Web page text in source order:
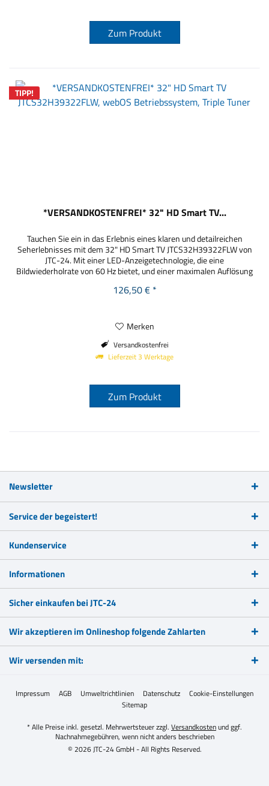
Zum Produkt
TIPP!
*VERSANDKOSTENFREI* 32" HD Smart TV...
Tauchen Sie ein in das Erlebnis eines klaren und detailreichen
Seherlebnisses mit dem 32" HD Smart TV JTCS32H39322FLW von
JTC-24. Mit einer LED-Anzeigetechnologie, die eine
Bildwiederholrate von 60 Hz bietet, und einer maximalen Auflösung
erfreuen wird. Der Smart TV ist ausgestattet mit der intuitiven...
126,50 € *
Merken
Versandkostenfrei
Lieferzeit 3 Werktage
Zum Produkt
Newsletter
Service der begeistert!
Kundenservice
Informationen
Sicher einkaufen bei JTC-24
Wir akzeptieren im Onlineshop folgende Zahlarten
Wir versenden mit:
Impressum AGB Umweltrichtlinien Datenschutz
Cookie-Einstellungen
Sitemap
* Alle Preise inkl. gesetzl. Mehrwertsteuer zzgl. Versandkostenund ggf.
Nachnahmegebühren, wenn nicht anders beschrieben
© 2026 JTC-24 GmbH - All Rights Reserved.